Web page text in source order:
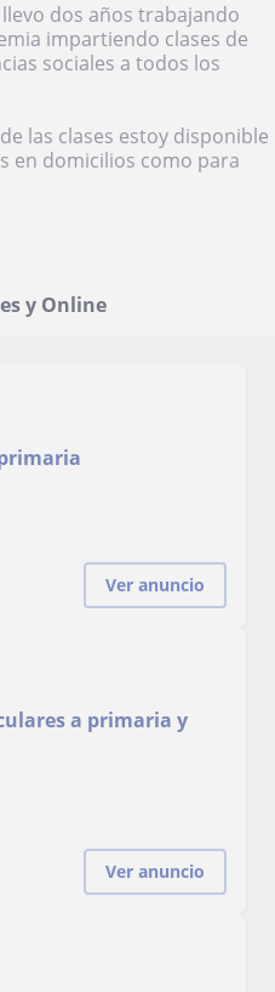
dos años trabajando
impartiendo clases de
sociales a todos los
las clases estoy disponible
en domicilios como para
y Online
Ver anuncio
a primaria y
Ver anuncio